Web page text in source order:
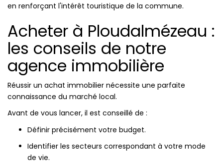
en renforçant l'intérêt touristique de la commune.
Acheter à Ploudalmézeau :
les conseils de notre
agence immobilière
Réussir un achat immobilier nécessite une parfaite
connaissance du marché local.
Avant de vous lancer, il est conseillé de :
Définir précisément votre budget.
Identifier les secteurs correspondant à votre mode
de vie.